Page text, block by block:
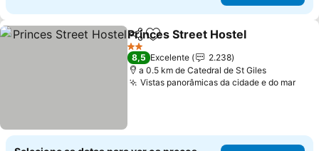
PartilharAdicionar aos favoritos
Princes Street Hostel
2 Estrelas
8,5 Excelente
2.238
a 0.5 km de Catedral de St Giles
Vistas panorâmicas da cidade e do mar